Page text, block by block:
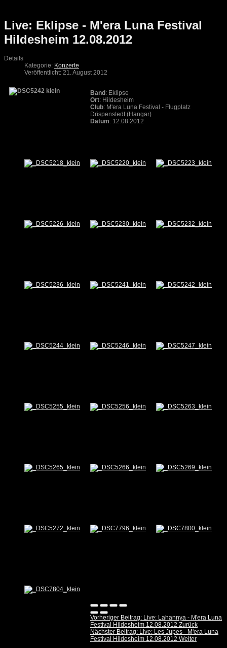
Live: Eklipse - M'era Luna Festival
Hildesheim 12.08.2012
Details
Kategorie: Konzerte
Veröffentlicht: 21. August 2012
Band : Eklipse
Ort: Hildesheim
Club: M'era Luna Festival - Flugplatz
Drispenstedt (Hangar)
Datum: 12.08.2012
Vorheriger Beitrag: Live: Lahannya - M'era Luna
Festival Hildesheim 12.08.2012 Zurück
Nächster Beitrag: Live: Les Jupes - M'era Luna
Festival Hildesheim 12.08.2012 Weiter